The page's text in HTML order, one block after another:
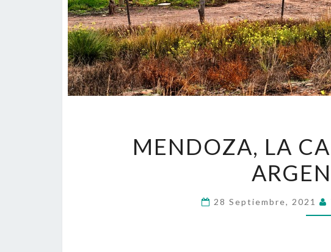
MENDOZA, LA
28 Septiembre, 2021